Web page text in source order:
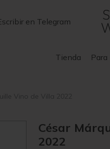
en Telegram
Tienda
Vino de Villa 2022
César
2022